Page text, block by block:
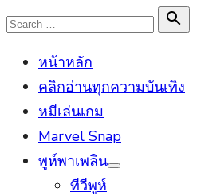
Skip
content
Search

Search
หน้าหลัก
คลิกอ่านทุกความบันเทิง
หมีเล่นเกม
Marvel Snap
พูห์พาเพลิน
Show
ทีวีพูห์